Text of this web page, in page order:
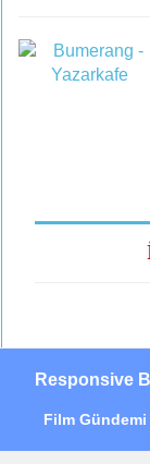
Responsive
Film Gündemi